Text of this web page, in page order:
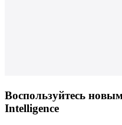
Воспользуйтесь
Intelligence